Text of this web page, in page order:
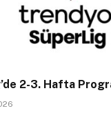
2-3. Hafta